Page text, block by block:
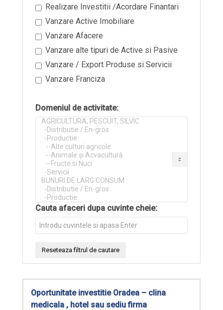
Realizare Investitii /Acordare Finantari
Vanzare Active Imobiliare
Vanzare Afacere
Vanzare alte tipuri de Active si Pasive
Vanzare / Export Produse si Servicii
Vanzare Franciza
Domeniul de activitate:
Cauta afaceri dupa cuvinte cheie:
Oportunitate investitie Oradea – clina
medicala , hotel sau sediu firma